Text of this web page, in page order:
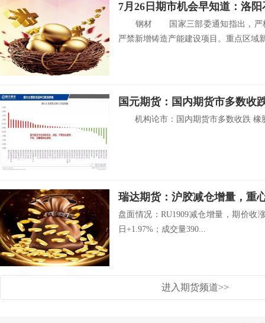
钢材 国家三部委通知指出，严格
严禁新增铸造产能建设项目。重点区域
国元期货：国内期货市多数收
机构论市：国内期货市多数收跌 橡
瑞达期货：沪胶减仓增量，重
盘面情况：RU1909减仓增量，期价收
日+1.97%；成交量390...
进入期货频道>>